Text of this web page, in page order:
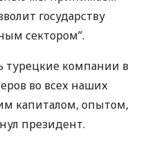
государству
сектором”.
турецкие компании в
во всех наших
капиталом, опытом,
президент.